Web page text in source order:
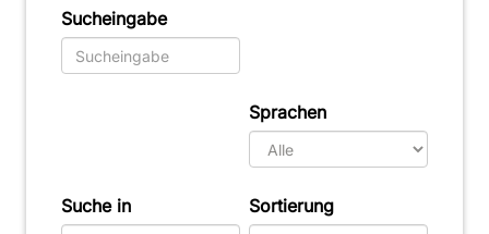
Sucheingabe
Sprachen
Suche in Sortierung